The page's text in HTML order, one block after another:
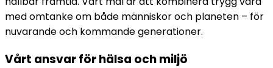
med omtanke om både människor och planeten – för
nuvarande och kommande generationer.
Vårt ansvar för hälsa och miljö